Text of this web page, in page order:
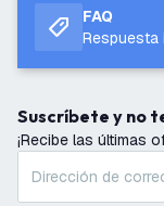
FAQ
Respuesta
Suscríbete y no
¡Recibe las últimas